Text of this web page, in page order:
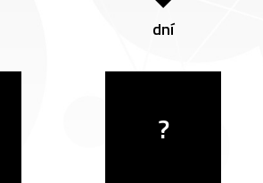
dní
?